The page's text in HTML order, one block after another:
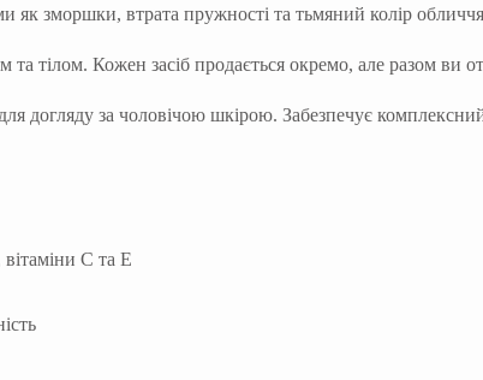
зморшки, втрата пружності та тьмяний колір
тілом. Кожен засіб продається окремо, але разом
догляду за чоловічою шкірою. Забезпечує
C та E